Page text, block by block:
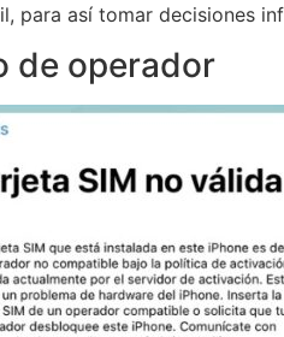
para así tomar decisiones
de operador